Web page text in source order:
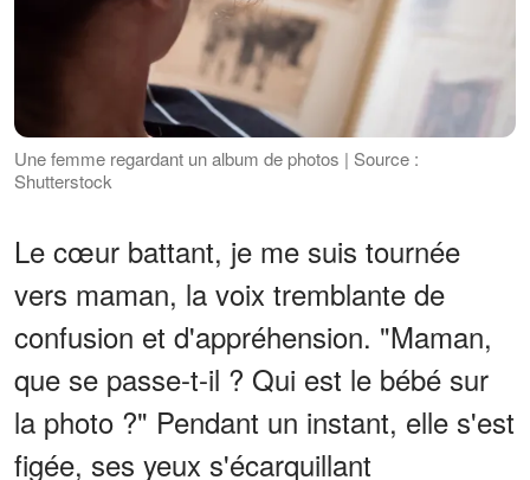
Une femme regardant un album de photos | Source :
Shutterstock
Le cœur battant, je me suis tournée
vers maman, la voix tremblante de
confusion et d'appréhension. "Maman,
que se passe-t-il ? Qui est le bébé sur
la photo ?" Pendant un instant, elle s'est
figée, ses yeux s'écarquillant